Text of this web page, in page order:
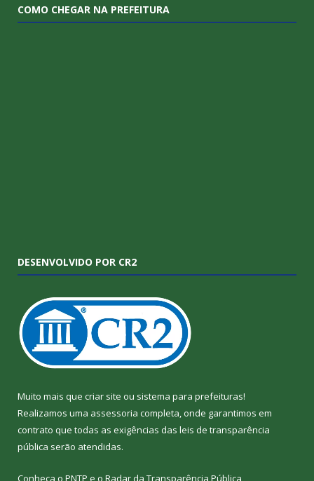
COMO CHEGAR NA PREFEITURA
DESENVOLVIDO POR CR2
Muito mais que criar site ou sistema para prefeituras!
Realizamos uma assessoria completa, onde garantimos em
contrato que todas as exigências das leis de transparência
pública serão atendidas.
Conheça o PNTP e o Radar da Transparência Pública